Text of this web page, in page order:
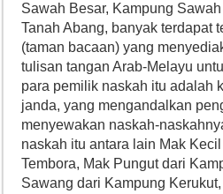
Sawah Besar, Kampung
Tanah Abang, banyak terdapat
(taman bacaan) yang
tulisan tangan Arab-Melayu
para pemilik naskah itu adalah
janda, yang mengandalkan
menyewakan naskah-
naskah itu antara lain Mak
Tembora, Mak Pungut dari
Sawang dari Kampung